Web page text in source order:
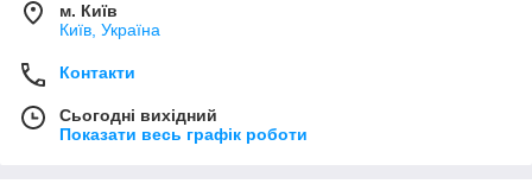
м. Київ
Київ, Україна
Контакти
Сьогодні вихідний
Показати весь графік роботи